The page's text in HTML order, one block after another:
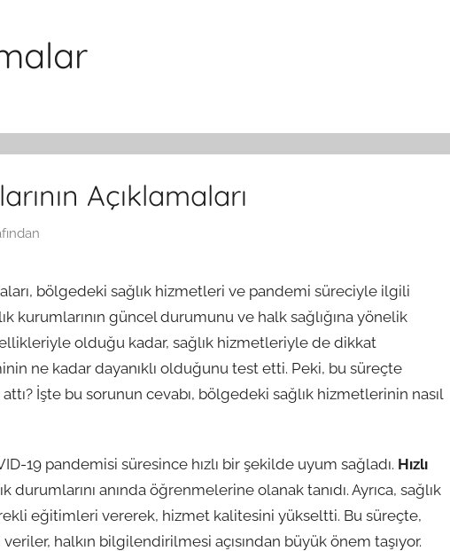
Açıklamaları
bölgedeki sağlık hizmetleri ve pandemi süreciyle ilgili
kurumlarının güncel durumunu ve halk sağlığına yönelik
olduğu kadar, sağlık hizmetleriyle de dikkat
ne kadar dayanıklı olduğunu test etti. Peki, bu süreçte
İşte bu sorunun cevabı, bölgedeki sağlık hizmetlerinin nasıl
19 pandemisi süresince hızlı bir şekilde uyum sağladı. Hızlı
durumlarını anında öğrenmelerine olanak tanıdı. Ayrıca, sağlık
eğitimleri vererek, hizmet kalitesini yükseltti. Bu süreçte,
halkın bilgilendirilmesi açısından büyük önem taşıyor.